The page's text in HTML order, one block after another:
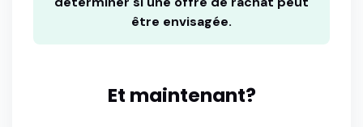
être envisagée.
Et maintenant?